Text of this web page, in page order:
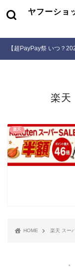
ヤフーショ
【超PayPay祭 いつ？
楽天
楽天
HOME 楽天 スー